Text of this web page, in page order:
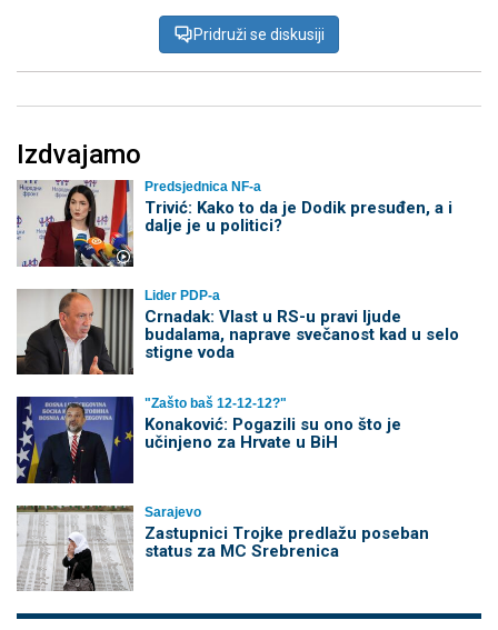
Pridruži se diskusiji
Izdvajamo
Predsjednica NF-a
Trivić: Kako to da je Dodik presuđen, a i
dalje je u politici?
Lider PDP-a
Crnadak: Vlast u RS-u pravi ljude
budalama, naprave svečanost kad u selo
stigne voda
"Zašto baš 12-12-12?"
Konaković: Pogazili su ono što je
učinjeno za Hrvate u BiH
Sarajevo
Zastupnici Trojke predlažu poseban
status za MC Srebrenica